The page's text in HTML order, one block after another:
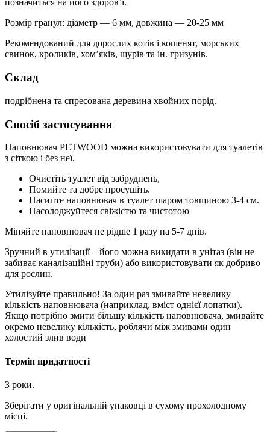
позначиться на його здоров’ї.
Розмір гранул: діаметр — 6 мм, довжина — 20-25 мм
Рекомендований для дорослих котів і кошенят, морських
свинок, кроликів, хом’яків, щурів та ін. гризунів.
Склад
подрібнена та спресована деревина хвойних порід.
Спосіб застосування
Наповнювач PETWOOD можна використовувати для туалетів
з сіткою і без неї.
Очистіть туалет від забруднень,
Помийте та добре просушіть.
Насипте наповнювач в туалет шаром товщиною 3-4 см.
Насолоджуйтеся свіжістю та чистотою
Міняйте наповнювач не рідше 1 разу на 5-7 днів.
Зручний в утилізації – його можна викидати в унітаз (він не
забиває каналізаційні труби) або використовувати як добриво
для рослин.
Утилізуйте правильно! За один раз змивайте невелику
кількість наповнювача (наприклад, вміст однієї лопатки).
Якщо потрібно змити більшу кількість наповнювача, змивайте
окремо невелику кількість, роблячи між змивами один
холостий злив води
Термін придатності
3 роки.
Зберігати у оригінальній упаковці в сухому прохолодному
місці.